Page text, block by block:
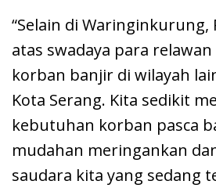
“Selain di Waringinkurung,
atas swadaya para
korban banjir di wilayah
Kota Serang. Kita sedikit
kebutuhan korban pasca
mudahan meringankan
saudara kita yang sedang